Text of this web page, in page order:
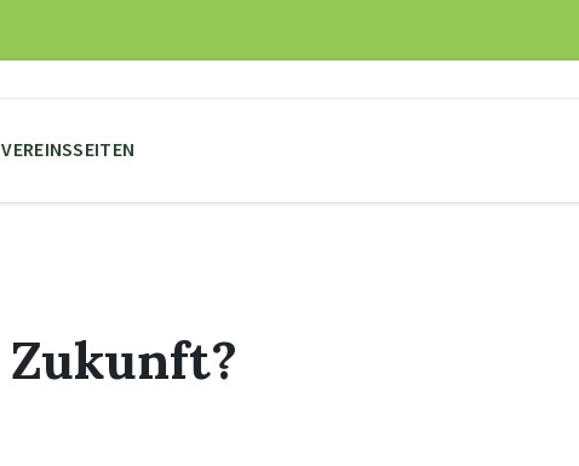
VEREINSSEITEN